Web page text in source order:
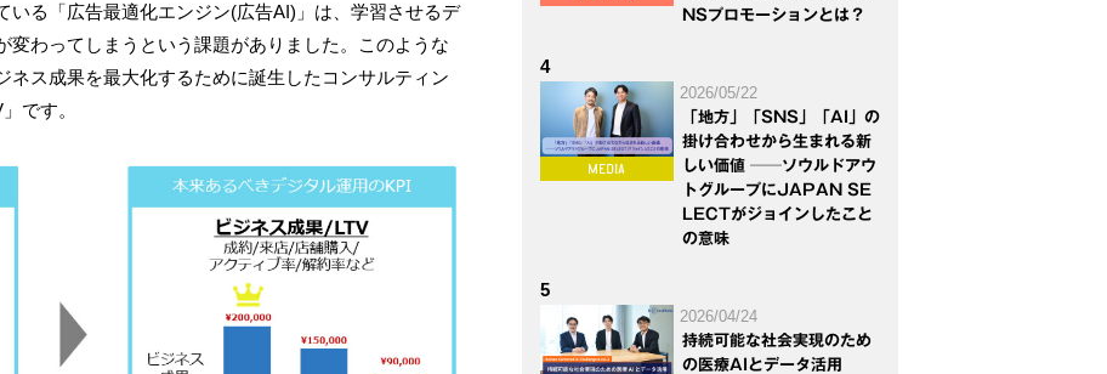
いる「広告最適化エンジン(広告AI)」は、学習させるデ
変わってしまうという課題がありました。このような
ネス成果を最大化するために誕生したコンサルティン
です。
NSプロモーションとは？
4
2026/05/22
「地方」「SNS」「AI」の
掛け合わせから生まれる新
しい価値 ──ソウルドアウ
トグループにJAPAN SE
LECTがジョインしたこと
の意味
5
2026/04/24
持続可能な社会実現のため
の医療AIとデータ活用